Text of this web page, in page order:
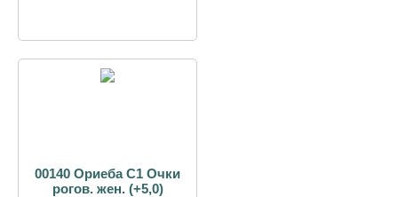
00140 Ориеба С1 Очки
рогов. жен. (+5,0)